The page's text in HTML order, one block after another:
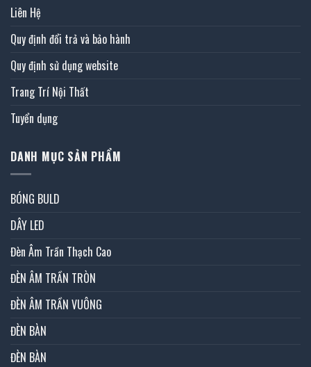
Liên Hệ
Quy định đổi trả và bảo hành
Quy định sử dụng website
Trang Trí Nội Thất
Tuyển dụng
DANH MỤC SẢN PHẨM
BÓNG BULD
DÂY LED
Đèn Âm Trần Thạch Cao
ĐÈN ÂM TRẦN TRÒN
ĐÈN ÂM TRẦN VUÔNG
ĐÈN BÀN
ĐÈN BÀN